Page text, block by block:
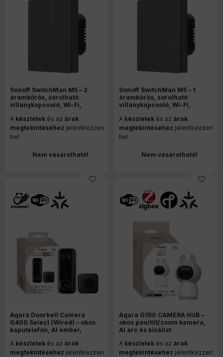
Sonoff SwitchMan M5 – 2
áramkörös, sorolható
villanykapcsoló, Wi-Fi,
80M)
A készletek és az árak
megtekintéséhez jelentkezzen
be!
Nem vásárolható!
Sonoff SwitchMan M5 – 1
áramkörös, sorolható
villanykapcsoló, Wi-Fi,
80M)
A készletek és az árak
megtekintéséhez jelentkezzen
be!
Nem vásárolható!
Aqara Doorbell Camera
G400 Select (Wired) – okos
kaputelefon, AI ember,
felismeréssel, Wi-Fi 6, fekete
(DB-C03D)
A készletek és az árak
megtekintéséhez jelentkezzen
Aqara G350 CAMERA HUB –
okos pan/tilt/zoom kamera,
AI arc és kisállat
+ Thread, Matter, fehér (CH-
C14D)
A készletek és az árak
megtekintéséhez jelentkezzen